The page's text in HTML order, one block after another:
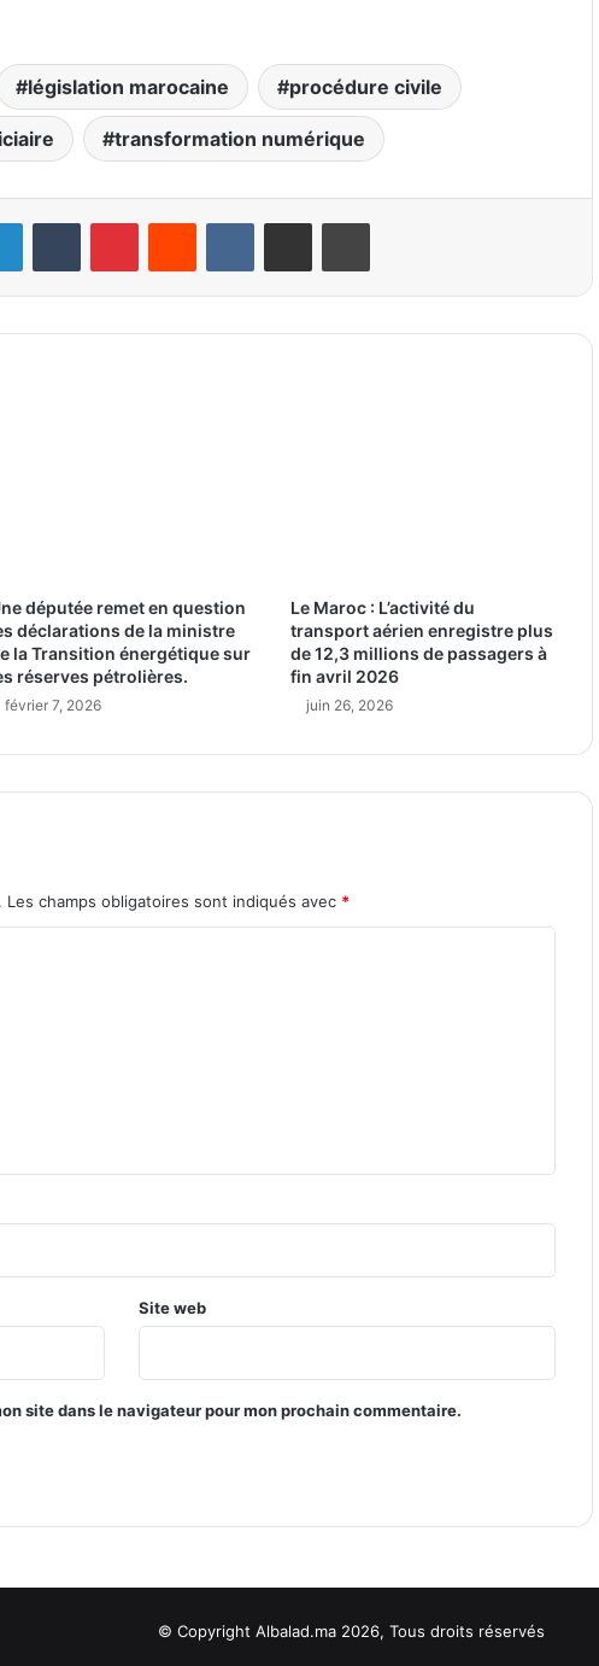
législation marocaine procédure civile
transformation numérique
députée remet en question
déclarations de la ministre
la Transition énergétique sur
réserves pétrolières.
février 7, 2026
Le Maroc : L’activité du
transport aérien enregistre plus
de 12,3 millions de passagers à
fin avril 2026
juin 26, 2026
Les champs obligatoires sont indiqués avec *
Site web
site dans le navigateur pour mon prochain commentaire.
© Copyright Albalad.ma 2026, Tous droits réservés